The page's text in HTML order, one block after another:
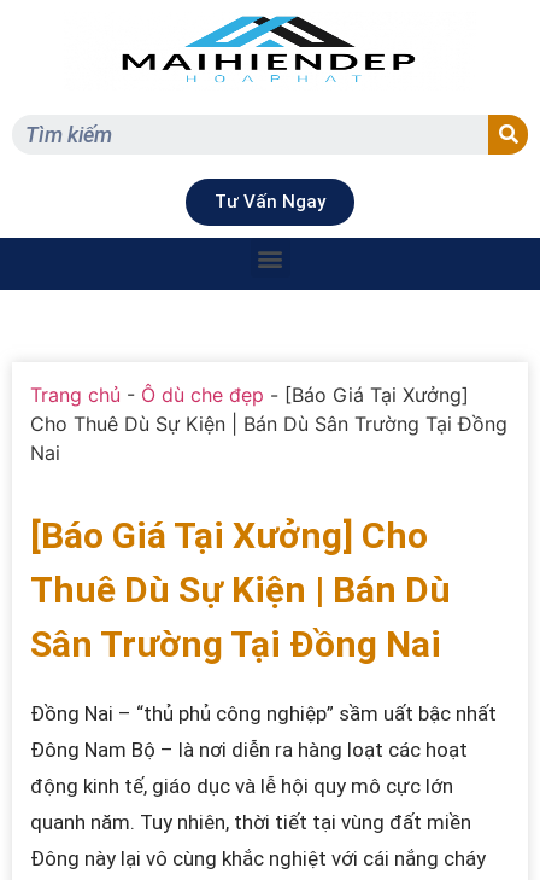
Tư Vấn Ngay
Trang chủ - Ô dù che đẹp - [Báo Giá Tại Xưởng]
Cho Thuê Dù Sự Kiện | Bán Dù Sân Trường Tại Đồng
Nai
[Báo Giá Tại Xưởng] Cho
Thuê Dù Sự Kiện | Bán Dù
Sân Trường Tại Đồng Nai
Đồng Nai – “thủ phủ công nghiệp” sầm uất bậc nhất
Đông Nam Bộ – là nơi diễn ra hàng loạt các hoạt
động kinh tế, giáo dục và lễ hội quy mô cực lớn
quanh năm. Tuy nhiên, thời tiết tại vùng đất miền
Đông này lại vô cùng khắc nghiệt với cái nắng cháy